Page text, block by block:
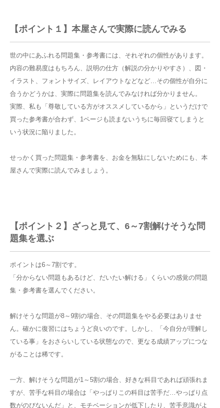
【ポイント１】本屋さんで実際に読んでみる
世の中にあふれる問題集・参考書には、それぞれの個性があります。
内容の難易度はもちろん、説明の仕方（解説の分かりやすさ）、図・
イラスト、フォントサイズ、レイアウトなどなど…その個性が自分に
合うかどうかは、実際に問題集を読んでみなければ分かりません。
実際、私も「尊敬している方がオススメしているから」というだけで
買った参考書が合わず、1ページも読まないうちに毎回寝てしまうと
いう状況に陥りました。
せっかく買った問題集・参考書を、お金を無駄にしないためにも、本
屋さんで実際に読んでみましょう。
【ポイント２】ざっと見て、6～7割解けそうな問
題集を選ぶ
ポイントは6～7割です。
「分からない問題もあるけど、だいたい解ける」くらいの感覚の問題
集・参考書を選んでください。
解けそうな問題が8～9割の場合、その問題集をやる必要はありませ
ん。確かに復習にはちょうど良いのです。しかし、「今自分が理解し
ている事」をおさらいしている状態なので、更なる成績アップにつな
がることは稀です。
一方、解けそうな問題が1～5割の場合、好きな科目であれば頑張れま
すが、苦手な科目の場合は「やっぱりこの科目は苦手だ…やっぱり点
数がのびないんだ」と、モチベーションが低下したり、苦手意識がよ